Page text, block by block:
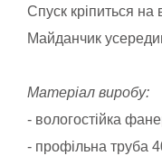
Спуск кріпиться на
Майданчик
Матеріал виробу:
- вологостійка
- профільна труба